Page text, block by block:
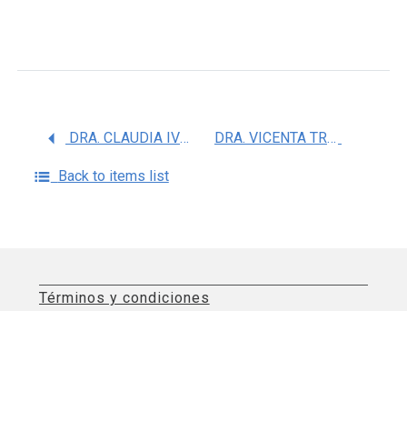
DRA. CLAUDIA IVETTE JUAREZ MOLINA DRA. VICENTA TRUJILLO ALONSO
Back to items list
Términos y condiciones